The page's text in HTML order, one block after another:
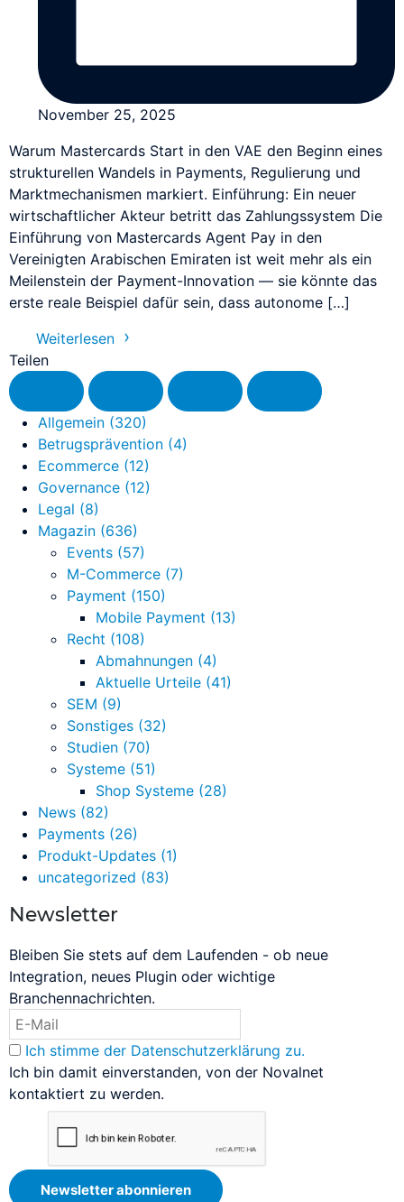
Pay-by-Link
Zahlungen annehmen ohne Programmierkenntnisse
Virtuelles Terminal / MOTO
Anrufen und Bezahlen
Zahlungen annehmen per Telefon
NovalPay
Online/In-Store/Mobile POS-Zahlungen
Nahtloser Checkout
Nahtlose Zahlungsseiten
Custom Domain
Online-Vorsprung mit einer Custom Domain
Erschließen Sie sich eine gesteigerte Effizienz mit
Schützen Sie Ihr Unternehmen und die Daten Ihrer
Kunden
Verwaltung von Dokumenten
Communities und geschützte Bereich
November 25, 2025
Warum Mastercards Start in den VAE den Beginn eines
strukturellen Wandels in Payments, Regulierung und
Marktmechanismen markiert. Einführung: Ein neuer
wirtschaftlicher Akteur betritt das Zahlungssystem Die
Einführung von Mastercards Agent Pay in den
Vereinigten Arabischen Emiraten ist weit mehr als ein
Meilenstein der Payment-Innovation — sie könnte das
erste reale Beispiel dafür sein, dass autonome […]
Weiterlesen
Teilen
Allgemein (320)
Betrugsprävention (4)
Ecommerce (12)
Governance (12)
Legal (8)
Magazin (636)
Events (57)
M-Commerce (7)
Payment (150)
Mobile Payment (13)
Recht (108)
Abmahnungen (4)
Aktuelle Urteile (41)
SEM (9)
Sonstiges (32)
Studien (70)
Systeme (51)
Shop Systeme (28)
News (82)
Payments (26)
Produkt-Updates (1)
uncategorized (83)
Newsletter
Bleiben Sie stets auf dem Laufenden - ob neue
Integration, neues Plugin oder wichtige
Branchennachrichten.
Ich stimme der Datenschutzerklärung zu.
Ich bin damit einverstanden, von der Novalnet
kontaktiert zu werden.
Newsletter abonnieren